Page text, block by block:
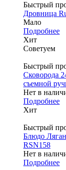
Быстрый
Дровница
Мало
Подробнее
Хит
Советуем
Быстрый
Сковорода
съемной
Нет в
Подробнее
Хит
Быстрый
Блюдо
RSN158
Нет в
Подробнее